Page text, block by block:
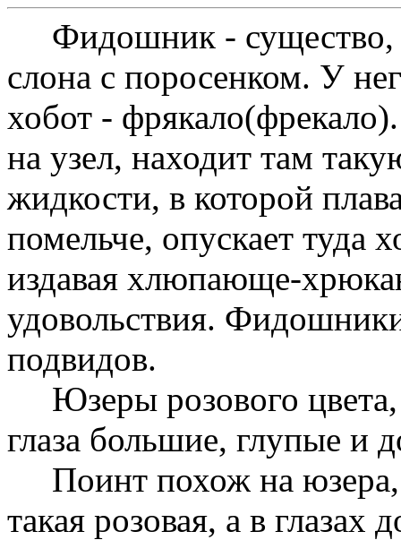
Фидошник - существо,
слона с поросенком. У
хобот -
на узел, находит там
жидкости, в которой
помельче, опускает туда
издавая хлюпающе-
удовольствия.
подвидов.
Юзеры розового цвета,
глаза большие, глупые и
Поинт похож на юзера,
такая розовая, а в